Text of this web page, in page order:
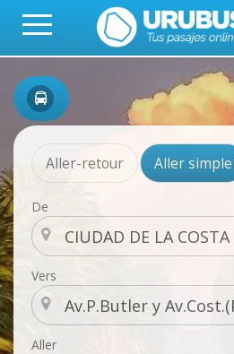
Aller-retour Aller simple
De
Vers
Aller